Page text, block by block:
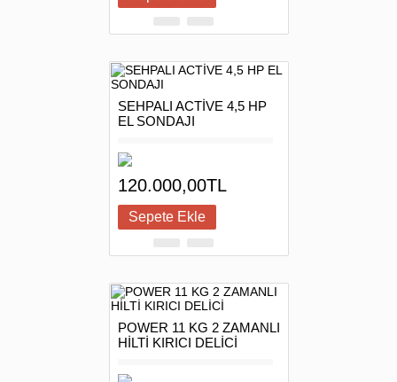
SEHPALI ACTİVE 4,5 HP
EL SONDAJI
120.000,00TL
POWER 11 KG 2 ZAMANLI
HİLTİ KIRICI DELİCİ